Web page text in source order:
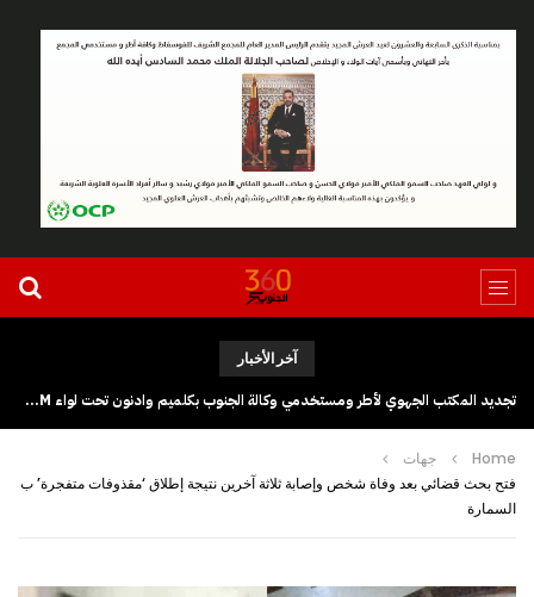
آخر الأخبار
تجديد المكتب الجهوي لأطر ومستخدمي وكالة الجنوب بكلميم وادنون تحت لواء UGTM
Home
جهات
فتح بحث قضائي بعد وفاة شخص وإصابة ثلاثة آخرين نتيجة إطلاق ‘مقذوفات متفجرة’ ب
السمارة